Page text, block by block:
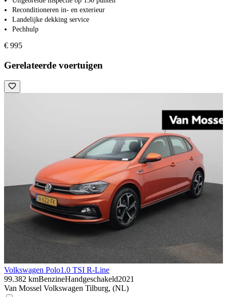
Reconditioneren in- en exterieur
Landelijke dekking service
Pechhulp
€ 995
Gerelateerde voertuigen
Volkswagen Polo1.0 TSI R-Line
99.382 kmBenzineHandgeschakeld2021
Van Mossel Volkswagen Tilburg, (NL)